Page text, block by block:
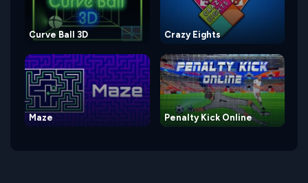
Curve Ball 3D Crazy Eights
Maze Penalty Kick Online